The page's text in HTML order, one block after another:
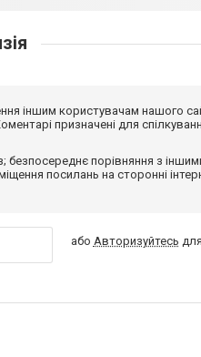
іншим користувачам нашого
призначені для
порівняння з
посилань на сторонні
або Авторизуйтесь